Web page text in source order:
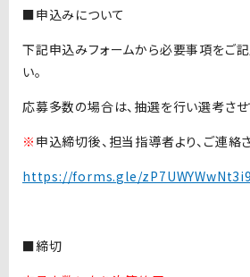
■申込みについて
下記申込みフォームから必要事項をご
い。
応募多数の場合は、抽選を行い選考させ
※ 申込締切後、担当指導者より、ご連絡
https://forms.gle/
■締切